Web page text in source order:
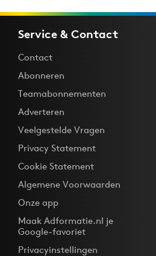
Service & Contact
Contact
Abonneren
Teamabonnementen
Adverteren
Veelgestelde Vragen
Privacy Statement
Cookie Statement
Algemene Voorwaarden
Onze app
Maak Adformatie.nl je
Google-favoriet
Privacyinstellingen